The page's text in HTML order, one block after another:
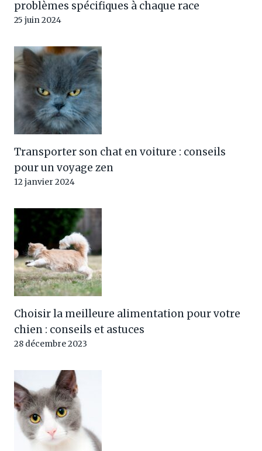
problèmes spécifiques à chaque race
25 juin 2024
Transporter son chat en voiture : conseils
pour un voyage zen
12 janvier 2024
Choisir la meilleure alimentation pour votre
chien : conseils et astuces
28 décembre 2023